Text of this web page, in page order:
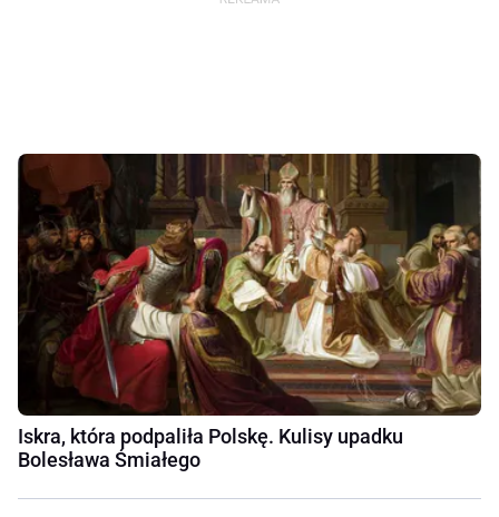
Iskra, która podpaliła Polskę. Kulisy upadku
Bolesława Śmiałego